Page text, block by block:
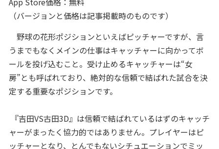
（バージョンと価格は記事掲載時のものです）
野球の花形ポジションといえばピッチャーですが、言
うまでもなくメインの仕事はキャッチャーに向かってボ
ールを投げ込むこと。受け止めるキャッチャーは“女
房”とも呼ばれており、絶対的な信頼で結ばれた試合を決
定する重要なポジションです。
『吉田VS古田3D』は信頼で結ばれているはずのキャッチ
ャーがまったく協力的ではありません。プレイヤーはピ
ッチャーとなり、とんでもないシチュエーションでミッ